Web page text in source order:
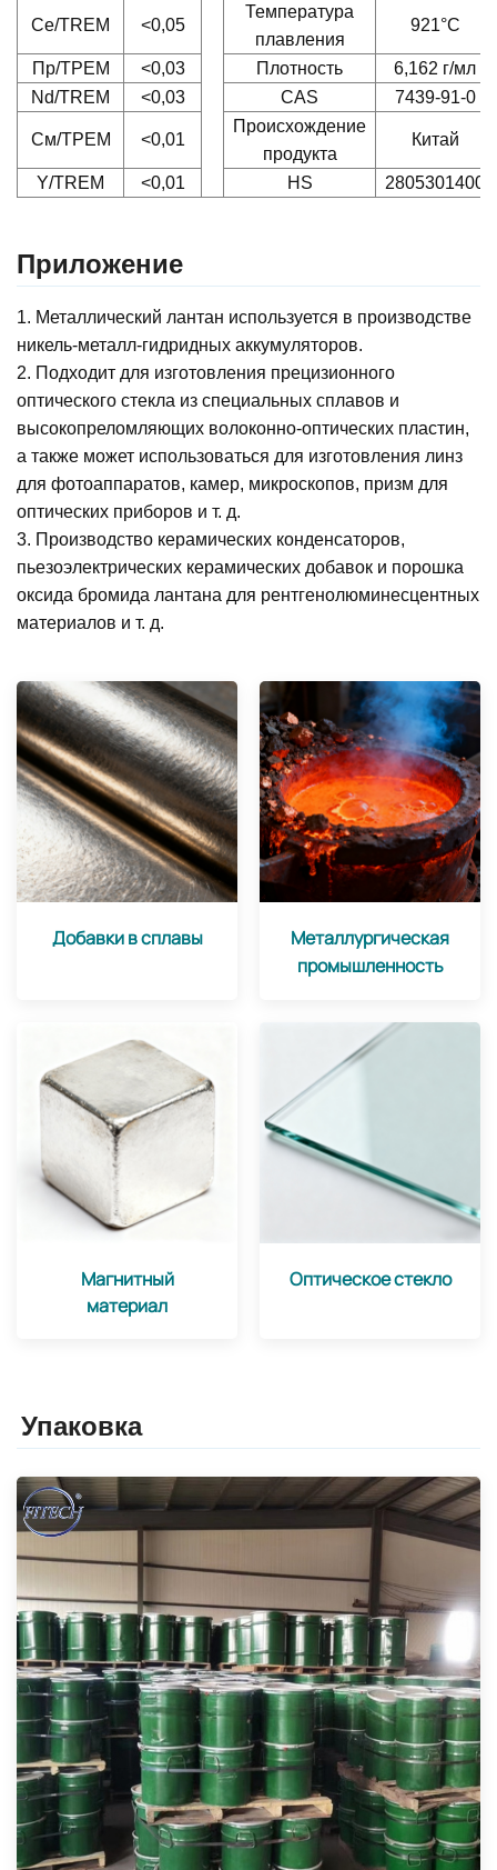
Ce/TREM <0,05
Температура
плавления
921°C
Пр/ТРЕМ <0,03 Плотность
6,162 г/мл
Nd/TREM
<0,03 CAS 7439-91-0
См/ТРЕМ <0,01
Происхождение
продукта
Китай
Y/TREM <0,01 HS 2805301400
Приложение
1. Металлический лантан используется в производстве
никель-металл-гидридных аккумуляторов.
2. Подходит для изготовления прецизионного
оптического стекла из специальных сплавов и
высокопреломляющих волоконно-оптических пластин,
а также может использоваться для изготовления линз
для фотоаппаратов, камер, микроскопов, призм для
оптических приборов и т. д.
3. Производство керамических конденсаторов,
пьезоэлектрических керамических добавок и порошка
оксида бромида лантана для рентгенолюминесцентных
материалов и т. д.
Добавки в сплавы
Металлургическая
промышленность
Магнитный
материал
Оптическое стекло
Упаковка